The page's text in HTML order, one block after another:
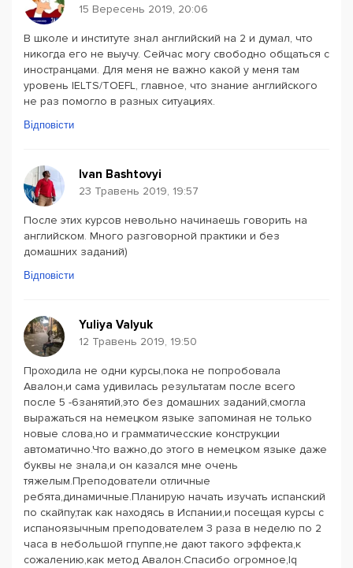
15 Вересень 2019, 20:06
В школе и институте знал английский на 2 и думал, что
никогда его не выучу. Сейчас могу свободно общаться с
иностранцами. Для меня не важно какой у меня там
уровень IELTS/TOEFL, главное, что знание английского
не раз помогло в разных ситуациях.
Відповісти
Ivan Bashtovyi
23 Травень 2019, 19:57
После этих курсов невольно начинаешь говорить на
английском. Много разговорной практики и без
домашних заданий)
Відповісти
Yuliya Valyuk
12 Травень 2019, 19:50
Проходила не одни курсы,пока не попробовала
Авалон,и сама удивилась результатам после всего
после 5 -6занятий,это без домашних заданий,смогла
выражаться на немецком языке запоминая не только
новые слова,но и грамматичесские конструкции
автоматично.Что важно,до этого в немецком языке даже
буквы не знала,и он казался мне очень
тяжелым.Преподователи отличные
ребята,динамичные.Планирую начать изучать испанский
по скайпу,так как находясь в Испании,и посещая курсы с
испаноязычным преподователем 3 раза в неделю по 2
часа в небольшой гпуппе,не дают такого эффекта,к
сожалению,как метод Авалон.Спасибо огромное,Iq